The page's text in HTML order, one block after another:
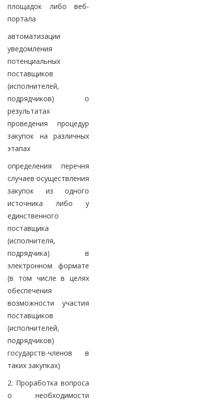
площадок либо веб-
портала
автоматизации
уведомления
потенциальных
поставщиков
(исполнителей,
подрядчиков) о
результатах
проведения процедур
закупок на различных
этапах
определения перечня
случаев осуществления
закупок из одного
источника либо у
единственного
поставщика
(исполнителя,
подрядчика) в
электронном формате
(в том числе в целях
обеспечения
возможности участия
поставщиков
(исполнителей,
подрядчиков)
государств-членов в
таких закупках)
2. Проработка вопроса
о необходимости